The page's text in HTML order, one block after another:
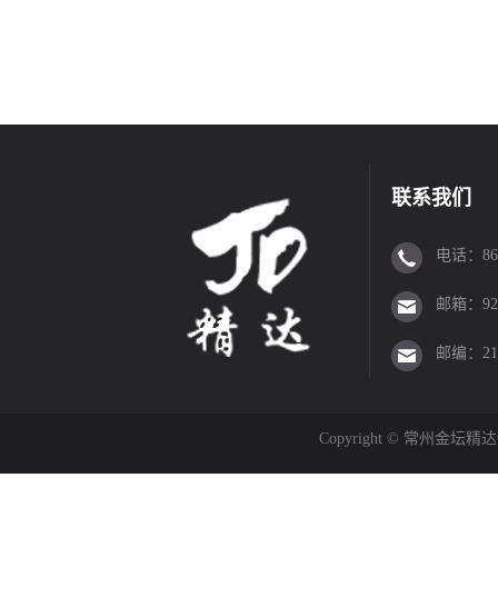
联系我们
电话：
邮箱：
邮编：
Copyright © 常州金坛